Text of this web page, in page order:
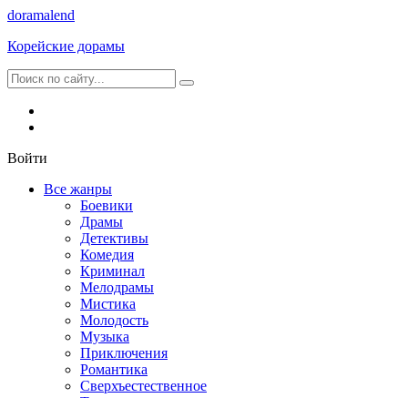
doramalend
Корейские дорамы
Войти
Все жанры
Боевики
Драмы
Детективы
Комедия
Криминал
Мелодрамы
Мистика
Молодость
Музыка
Приключения
Романтика
Сверхъестественное